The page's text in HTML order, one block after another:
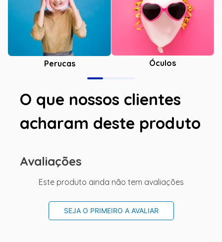
Perucas Óculos
O que nossos clientes
acharam deste produto
Avaliações
Este produto ainda não tem avaliações
SEJA O PRIMEIRO A AVALIAR